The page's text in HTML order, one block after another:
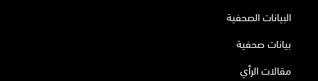
البيانات الصحفية
بيانات صحفية
مقالات الرأي